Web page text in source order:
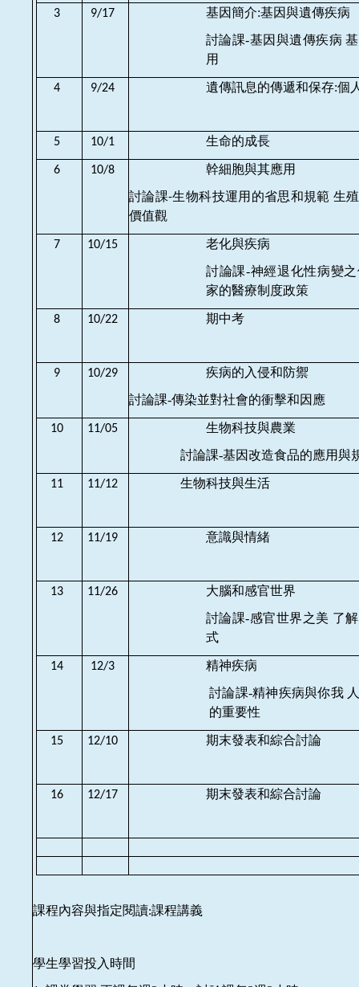
3 9/17
基因簡介:基因與遺傳疾病
討論課-基因與遺傳疾病
用
4 9/24 遺傳訊息的傳遞和保存:個
5 10/1 生命的成長
6 10/8
幹細胞與其應用
討論課-生物科技運用的省思和規範 生
價值觀
7 10/15
老化與疾病
討論課-神經退化性病變
家的醫療制度政策
8 10/22 期中考
9 10/29
疾病的入侵和防禦
討論課-傳染並對社會的衝擊和因應
10 11/05
生物科技與農業
討論課-基因改造食品的應用與
11 11/12 生物科技與生活
12 11/19 意識與情緒
13 11/26
大腦和感官世界
討論課-感官世界之美 了
式
14 12/3
精神疾病
討論課-精神疾病與你我
的重要性
15 12/10 期末發表和綜合討論
16 12/17 期末發表和綜合討論
課程內容與指定閱讀:課程講義
學生學習投入時間